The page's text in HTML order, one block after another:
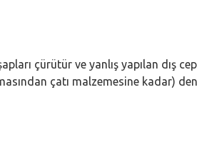
çürütür ve yanlış yapılan dış
çatı malzemesine kadar)